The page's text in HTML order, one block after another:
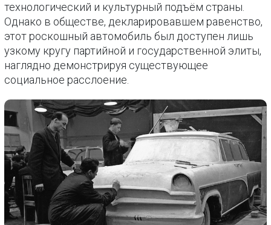
технологический и культурный подъём страны.
Однако в обществе, декларировавшем равенство,
этот роскошный автомобиль был доступен лишь
узкому кругу партийной и государственной элиты,
наглядно демонстрируя существующее
социальное расслоение.